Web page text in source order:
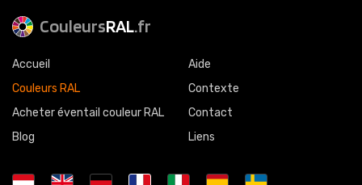
CouleursRAL.fr
Accueil
Couleurs RAL
Acheter éventail couleur RAL
Blog
Aide
Contexte
Contact
Liens